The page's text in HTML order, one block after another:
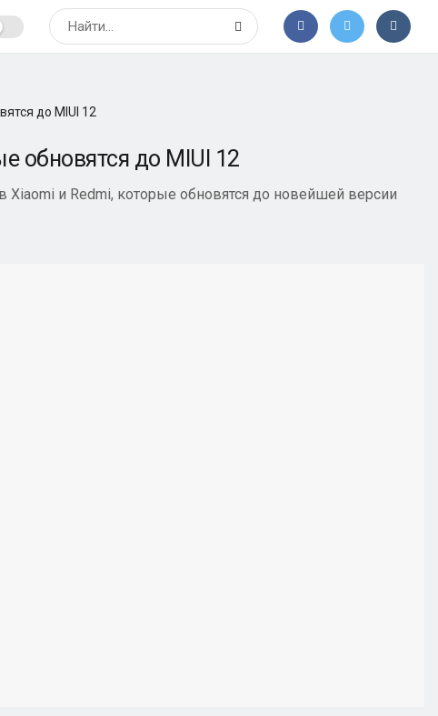
до MIUI 12
обновятся до MIUI 12
и Redmi, которые обновятся до новейшей версии